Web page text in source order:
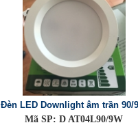
Đèn LED Downlight âm trần 90/
Mã SP: D AT04L90/9W